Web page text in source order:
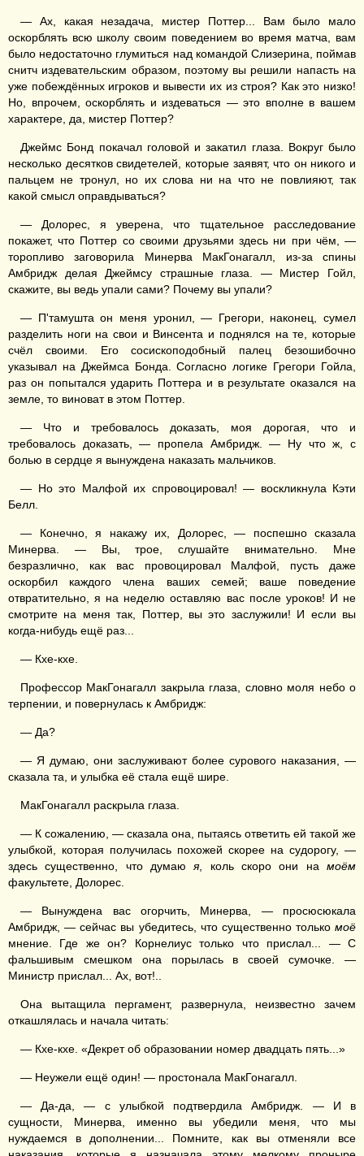
— Ах, какая незадача, мистер Поттер... Вам было мало
оскорблять всю школу своим поведением во время матча, вам
было недостаточно глумиться над командой Слизерина, поймав
снитч издевательским образом, поэтому вы решили напасть на
уже побеждённых игроков и вывести их из строя? Как это низко!
Но, впрочем, оскорблять и издеваться — это вполне в вашем
характере, да, мистер Поттер?
Джеймс Бонд покачал головой и закатил глаза. Вокруг было
несколько десятков свидетелей, которые заявят, что он никого и
пальцем не тронул, но их слова ни на что не повлияют, так
какой смысл оправдываться?
— Долорес, я уверена, что тщательное расследование
покажет, что Поттер со своими друзьями здесь ни при чём, —
торопливо заговорила Минерва МакГонагалл, из-за спины
Амбридж делая Джеймсу страшные глаза. — Мистер Гойл,
скажите, вы ведь упали сами? Почему вы упали?
— П'тамушта он меня уронил, — Грегори, наконец, сумел
разделить ноги на свои и Винсента и поднялся на те, которые
счёл своими. Его сосископодобный палец безошибочно
указывал на Джеймса Бонда. Согласно логике Грегори Гойла,
раз он попытался ударить Поттера и в результате оказался на
земле, то виноват в этом Поттер.
— Что и требовалось доказать, моя дорогая, что и
требовалось доказать, — пропела Амбридж. — Ну что ж, с
болью в сердце я вынуждена наказать мальчиков.
— Но это Малфой их спровоцировал! — воскликнула Кэти
Белл.
— Конечно, я накажу их, Долорес, — поспешно сказала
Минерва. — Вы, трое, слушайте внимательно. Мне
безразлично, как вас провоцировал Малфой, пусть даже
оскорбил каждого члена ваших семей; ваше поведение
отвратительно, я на неделю оставляю вас после уроков! И не
смотрите на меня так, Поттер, вы это заслужили! И если вы
когда-нибудь ещё раз...
— Кхе-кхе.
Профессор МакГонагалл закрыла глаза, словно моля небо о
терпении, и повернулась к Амбридж:
— Да?
— Я думаю, они заслуживают более сурового наказания, —
сказала та, и улыбка её стала ещё шире.
МакГонагалл раскрыла глаза.
— К сожалению, — сказала она, пытаясь ответить ей такой же
улыбкой, которая получилась похожей скорее на судорогу, —
здесь существенно, что думаюя, коль скоро они намоём
факультете, Долорес.
— Вынуждена вас огорчить, Минерва, — просюсюкала
Амбридж, — сейчас вы убедитесь, что существенно только моё
мнение. Где же он? Корнелиус только что прислал... — С
фальшивым смешком она порылась в своей сумочке. —
Министр прислал... Ах, вот!..
Она вытащила пергамент, развернула, неизвестно зачем
откашлялась и начала читать:
— Кхе-кхе. «Декрет об образовании номер двадцать пять...»
— Неужели ещё один! — простонала МакГонагалл.
— Да-да, — с улыбкой подтвердила Амбридж. — И в
сущности, Минерва, именно вы убедили меня, что мы
нуждаемся в дополнении... Помните, как вы отменяли все